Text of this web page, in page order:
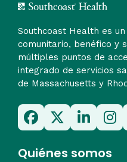
Southcoast Health es
comunitario, benéfico y
múltiples puntos de
integrado de servicios
de Massachusetts y
Quiénes somos